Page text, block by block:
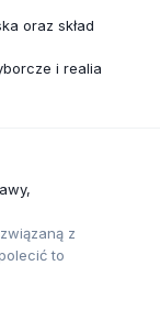
oraz skład
i realia
z
to